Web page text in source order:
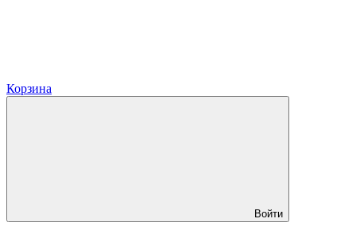
Корзина
Войти